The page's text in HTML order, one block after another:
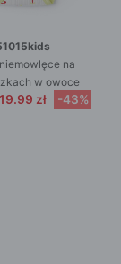
na
w owoce
19.99 zł -43%